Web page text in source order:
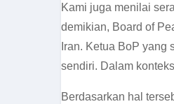
Kami juga menilai
demikian, Board of
Iran. Ketua BoP
sendiri. Dalam
Berdasarkan hal